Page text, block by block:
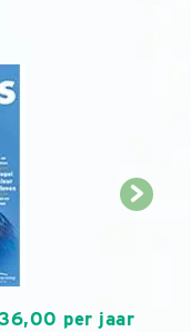
per jaar